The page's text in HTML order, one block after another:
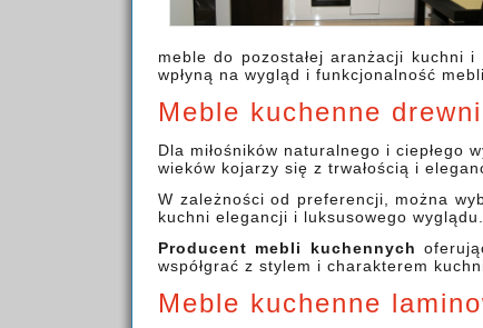
meble do pozostałej aranżacji kuchni
wpłyną na wygląd i funkcjonalność mebli.
Meble kuchenne
Dla miłośników naturalnego i ciepłego
wieków kojarzy się z trwałością i
W zależności od preferencji, można
kuchni elegancji i luksusowego
Producent mebli kuchennych
współgrać z stylem i charakterem
Meble kuchenne